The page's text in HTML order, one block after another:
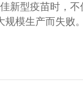
新型疫苗时，
模生产而失败